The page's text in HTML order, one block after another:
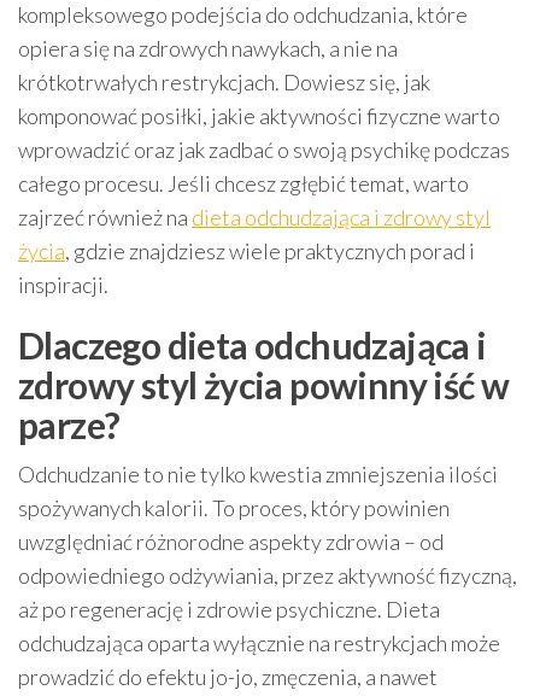
kompleksowego podejścia do odchudzania, które
opiera się na zdrowych nawykach, a nie na
krótkotrwałych restrykcjach. Dowiesz się, jak
komponować posiłki, jakie aktywności fizyczne warto
wprowadzić oraz jak zadbać o swoją psychikę podczas
całego procesu. Jeśli chcesz zgłębić temat, warto
zajrzeć również na dieta odchudzająca i zdrowy styl
życia, gdzie znajdziesz wiele praktycznych porad i
inspiracji.
Dlaczego dieta odchudzająca i
zdrowy styl życia powinny iść w
parze?
Odchudzanie to nie tylko kwestia zmniejszenia ilości
spożywanych kalorii. To proces, który powinien
uwzględniać różnorodne aspekty zdrowia – od
odpowiedniego odżywiania, przez aktywność fizyczną,
aż po regenerację i zdrowie psychiczne. Dieta
odchudzająca oparta wyłącznie na restrykcjach może
prowadzić do efektu jo-jo, zmęczenia, a nawet